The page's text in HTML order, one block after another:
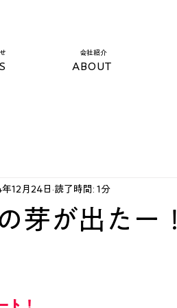
​会社紹介
ABOUT
芽が出たー！
12月24日 読了時間: 1分
ト！